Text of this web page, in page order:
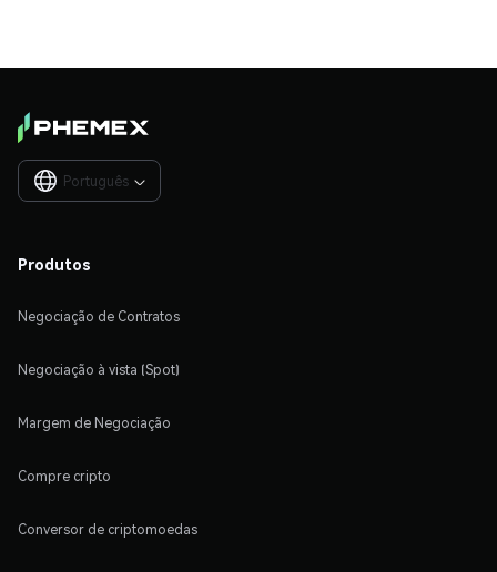
Português 
Produtos
Negociação de Contratos
Negociação à vista (Spot)
Margem de Negociação
Compre cripto
Conversor de criptomoedas